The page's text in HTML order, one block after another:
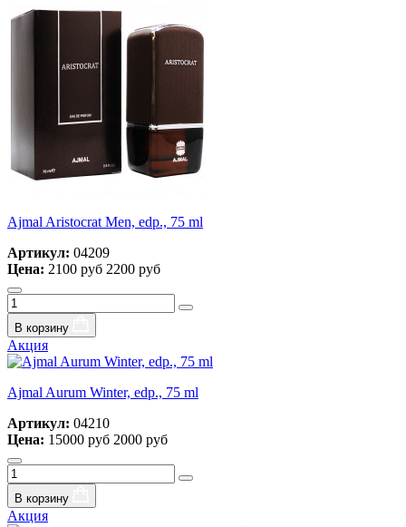
Ajmal Aristocrat Men, edp., 75 ml
Артикул: 04209
Цена: 2100 руб 2200 руб
В корзину
Акция
Ajmal Aurum Winter, edp., 75 ml
Артикул: 04210
Цена: 15000 руб 2000 руб
В корзину
Акция